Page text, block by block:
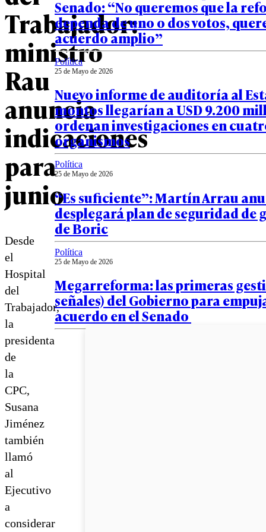
Trabajador:
ministro
Rau
anuncia
indicaciones
para
junio
Desde
el
Hospital
del
Trabajador,
la
presidenta
de
la
CPC,
Susana
Jiménez
también
llamó
al
Ejecutivo
a
considerar
Senado: “No queremos que la
dependa de uno o dos votos,
acuerdo amplio”
Política
25 de Mayo de 2026
Nuevo informe de auditoría al
montos llegarían a USD 9.200
ordenan investigaciones en
organismos
Política
25 de Mayo de 2026
“Es suficiente”: Martín Arrau
desplegará plan de seguridad de
de Boric
Política
25 de Mayo de 2026
Megarreforma: las primeras
señales) del Gobierno para
acuerdo en el Senado